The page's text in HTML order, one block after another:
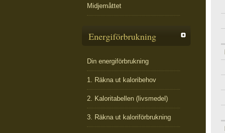
Midjemåttet
Energiförbrukning
Din energiförbrukning
1. Räkna ut kaloribehov
2. Kaloritabellen (livsmedel)
3. Räkna ut kaloriförbrukning